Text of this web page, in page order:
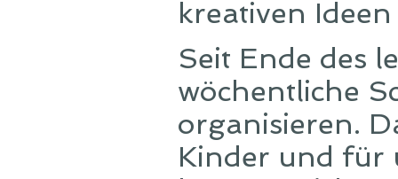
kreativen
Seit Ende des
wöchentliche
organisieren.
Kinder und für